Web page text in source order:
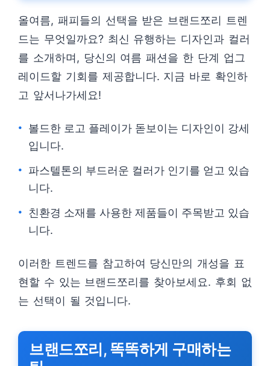
올여름, 패피들의 선택을 받은 브랜드쪼리 트렌
드는 무엇일까요? 최신 유행하는 디자인과 컬러
를 소개하며, 당신의 여름 패션을 한 단계 업그
레이드할 기회를 제공합니다. 지금 바로 확인하
고 앞서나가세요!
볼드한 로고 플레이가 돋보이는 디자인이 강세
입니다.
파스텔톤의 부드러운 컬러가 인기를 얻고 있습
니다.
친환경 소재를 사용한 제품들이 주목받고 있습
니다.
이러한 트렌드를 참고하여 당신만의 개성을 표
현할 수 있는 브랜드쪼리를 찾아보세요. 후회 없
는 선택이 될 것입니다.
브랜드쪼리, 똑똑하게 구매하는